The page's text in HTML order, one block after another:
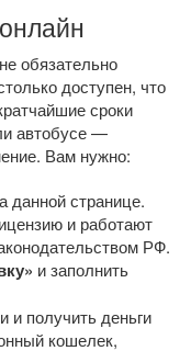
обязательно
доступен, что
сроки
автобусе —
. Вам нужно:
данной странице.
и работают
РФ.
и заполнить
и получить деньги
кошелек,